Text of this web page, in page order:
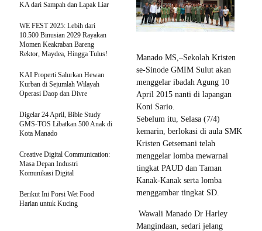
Manado MS,–Sekolah Kristen
se-Sinode GMIM Sulut akan
menggelar ibadah Agung 10
April 2015 nanti di lapangan
Koni Sario.
Sebelum itu, Selasa (7/4)
kemarin, berlokasi di aula SMK
Kristen Getsemani telah
menggelar lomba mewarnai
tingkat PAUD dan Taman
Kanak-Kanak serta lomba
menggambar tingkat SD.
Wawali Manado Dr Harley
Mangindaan, sedari jelang
KA dari Sampah dan Lapak Liar
WE FEST 2025: Lebih dari
10.500 Binusian 2029 Rayakan
Momen Keakraban Bareng
Rektor, Maydea, Hingga Tulus!
KAI Properti Salurkan Hewan
Kurban di Sejumlah Wilayah
Operasi Daop dan Divre
Digelar 24 April, Bible Study
GMS-TOS Libatkan 500 Anak di
Kota Manado
Creative Digital Communication:
Masa Depan Industri
Komunikasi Digital
Berikut Ini Porsi Wet Food
Harian untuk Kucing